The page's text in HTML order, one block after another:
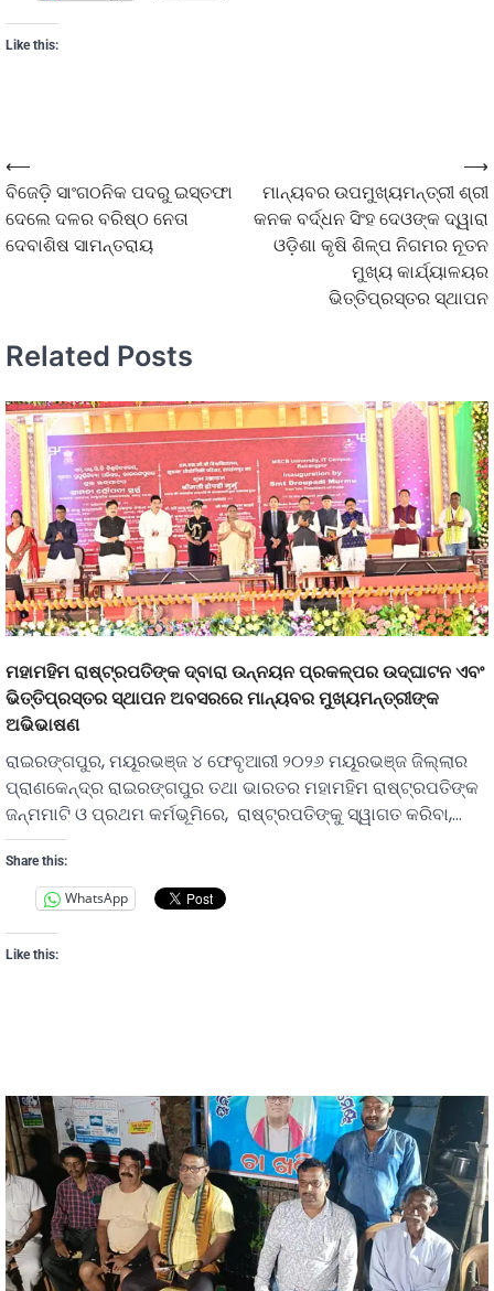
Like this:
⟵
ବିଜେଡ଼ି ସାଂଗଠନିକ ପଦରୁ ଇସ୍ତଫା
ଦେଲେ ଦଳର ବରିଷ୍ଠ ନେତା
ଦେବାଶିଷ ସାମନ୍ତରାୟ
ମାନ୍ୟବର ଉପମୁଖ୍ୟମନ୍ତ୍ରୀ ଶ୍ରୀ
କନକ ବର୍ଦ୍ଧନ ସିଂହ ଦେଓଙ୍କ ଦ୍ୱାରା
ଓଡ଼ିଶା କୃଷି ଶିଳ୍ପ ନିଗମର ନୂତନ
ମୁଖ୍ୟ କାର୍ଯ୍ୟାଳୟର
ଭିତ୍ତିପ୍ରସ୍ତର ସ୍ଥାପନ
⟶
Related Posts
ମହାମହିମ ରାଷ୍ଟ୍ରପତିଙ୍କ ଦ୍ବାରା ଉନ୍ନୟନ ପ୍ରକଳ୍ପର ଉଦ୍‌ଘାଟନ ଏବଂ
ଭିତ୍ତିପ୍ରସ୍ତର ସ୍ଥାପନ ଅବସରରେ ମାନ୍ୟବର ମୁଖ୍ୟମନ୍ତ୍ରୀଙ୍କ
ଅଭିଭାଷଣ
ରାଇରଙ୍ଗପୁର, ମୟୂରଭଞ୍ଜ ୪ ଫେବୃଆରୀ ୨୦୨୬ ମୟୂରଭଞ୍ଜ ଜିଲ୍ଲାର
ପ୍ରାଣକେନ୍ଦ୍ର ରାଇରଙ୍ଗପୁର ତଥା ଭାରତର ମହାମହିମ ରାଷ୍ଟ୍ରପତିଙ୍କ
ଜନ୍ମମାଟି ଓ ପ୍ରଥମ କର୍ମଭୂମିରେ, ରାଷ୍ଟ୍ରପତିଙ୍କୁ ସ୍ୱାଗତ କରିବା,…
Share this:
WhatsApp
Like this: